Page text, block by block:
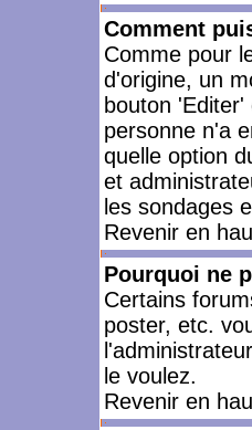
Comment
Comme pour
d'origine, un
bouton
personne n'a
quelle option
et
les sondages
Revenir en
Pourquoi ne
Certains
poster, etc.
le voulez.
Revenir en